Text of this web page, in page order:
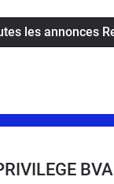
les annonces
BVA